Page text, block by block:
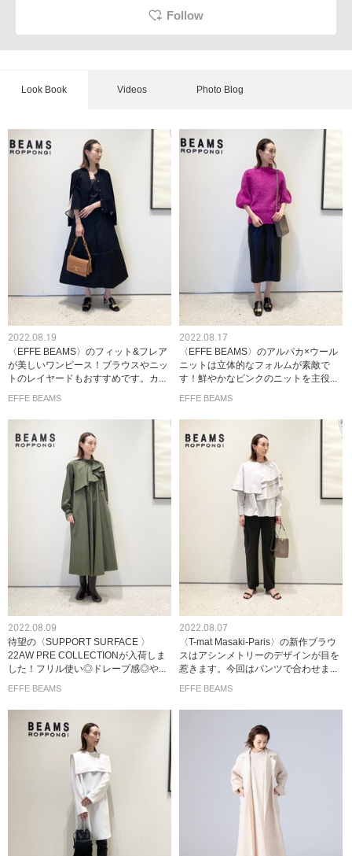
Follow
Look Book Videos Photo Blog
2022.08.19
〈EFFE BEAMS〉のフィット&フレア
が美しいワンピース！ブラウスやニッ
トのレイヤードもおすすめです。カ...
EFFE BEAMS
2022.08.17
〈EFFE BEAMS〉のアルパカ×ウール
ニットは立体的なフォルムが素敵で
す！鮮やかなピンクのニットを主役...
EFFE BEAMS
2022.08.09
待望の〈SUPPORT SURFACE 〉
22AW PRE COLLECTIONが入荷しま
した！フリル使い◎ドレープ感◎や...
EFFE BEAMS
2022.08.07
〈T-mat Masaki-Paris〉の新作ブラウ
スはアシンメトリーのデザインが目を
惹きます。今回はパンツで合わせま...
EFFE BEAMS